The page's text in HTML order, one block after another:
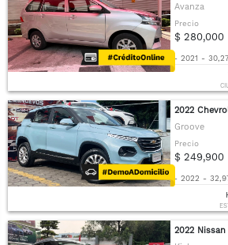
Avanza
Precio
$ 280,000
- 2021 -
2022
Groove
Precio
$ 249,900
- 2022 -
2022 Nissan